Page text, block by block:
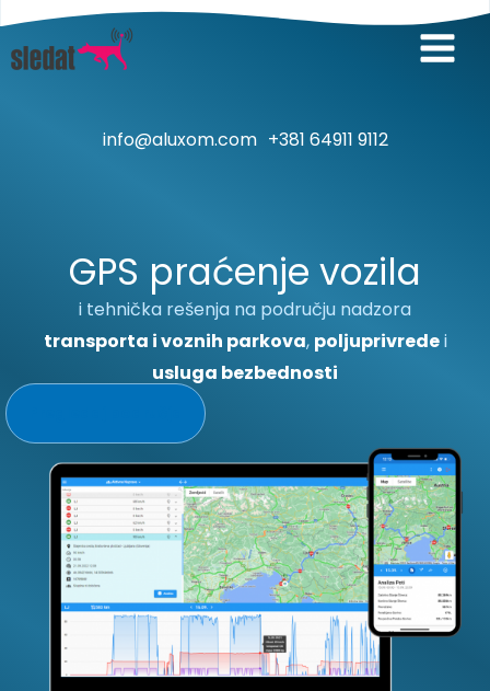
садржај
Main
info@aluxom.com +381 64911 9112
GPS praćenje vozila
i tehnička rešenja na području nadzora
transporta i voznih parkova, poljuprivredei
usluga bezbednosti